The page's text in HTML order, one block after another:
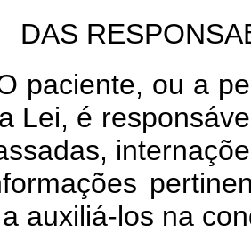
DAS
paciente, ou a
Lei, é
auxiliá-los na